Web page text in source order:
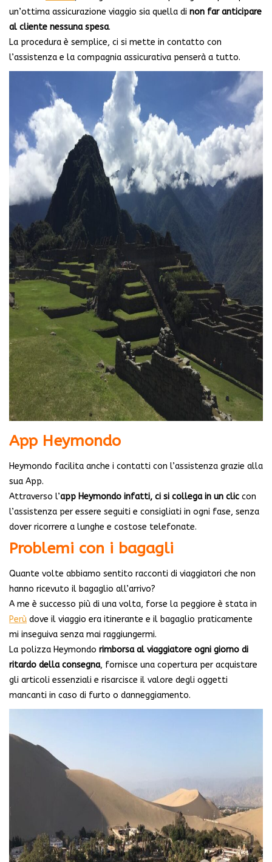
un’ottima assicurazione viaggio sia quella di non far anticipare
al cliente nessuna spesa.
La procedura è semplice, ci si mette in contatto con
l’assistenza e la compagnia assicurativa penserà a tutto.
App Heymondo
Heymondo facilita anche i contatti con l’assistenza grazie alla
sua App.
Attraverso l’app Heymondo infatti, ci si collega in un clic con
l’assistenza per essere seguiti e consigliati in ogni fase, senza
dover ricorrere a lunghe e costose telefonate.
Problemi con i bagagli
Quante volte abbiamo sentito racconti di viaggiatori che non
hanno ricevuto il bagaglio all’arrivo?
A me è successo più di una volta, forse la peggiore è stata in
Perù dove il viaggio era itinerante e il bagaglio praticamente
mi inseguiva senza mai raggiungermi.
La polizza Heymondo rimborsa al viaggiatore ogni giorno di
ritardo della consegna, fornisce una copertura per acquistare
gli articoli essenziali e risarcisce il valore degli oggetti
mancanti in caso di furto o danneggiamento.